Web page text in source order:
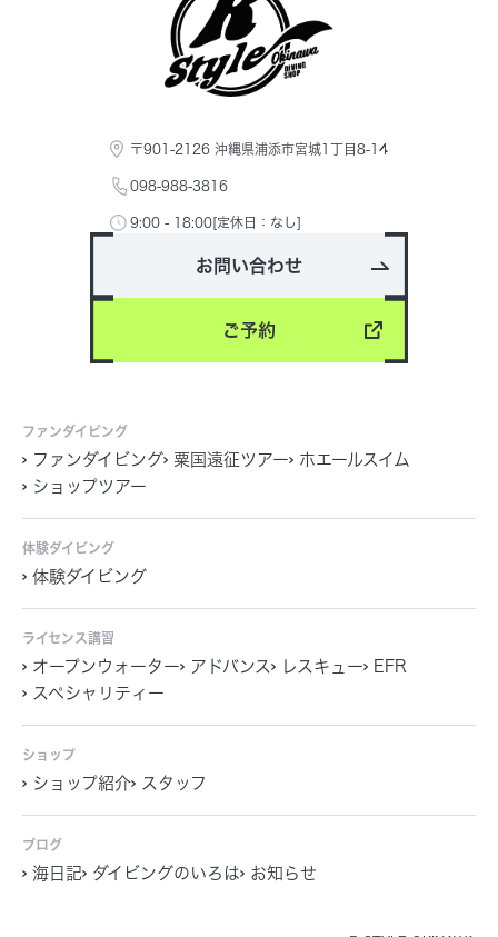
〒901-2126 沖縄県浦添市宮城1丁目8-14
098-988-3816
9:00 - 18:00[定休日：なし]
お問い合わせ
ご予約
ファンダイビング
ファンダイビング 粟国遠征ツアー
ホエールスイム
ショップツアー
体験ダイビング
体験ダイビング
ライセンス講習
オープンウォーター アドバンス レスキュー
EFR
スペシャリティー
ショップ
ショップ紹介 スタッフ
ブログ
海日記 ダイビングのいろは お知らせ